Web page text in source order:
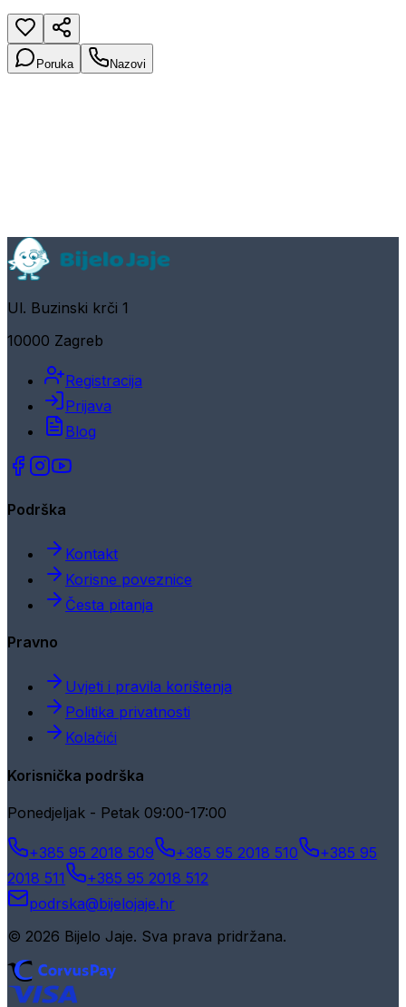
Poruka Nazovi
Ul. Buzinski krči 1
10000 Zagreb
Registracija
Prijava
Blog
Podrška
Kontakt
Korisne poveznice
Česta pitanja
Pravno
Uvjeti i pravila korištenja
Politika privatnosti
Kolačići
Korisnička podrška
Ponedjeljak - Petak 09:00-17:00
+385 95 2018 509 +385 95 2018 510
+385 95
2018 511
+385 95 2018 512
podrska@bijelojaje.hr
© 2026 Bijelo Jaje. Sva prava pridržana.